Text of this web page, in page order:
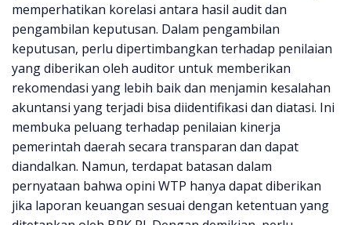
memperhatikan korelasi antara hasil audit dan
pengambilan keputusan. Dalam pengambilan
keputusan, perlu dipertimbangkan terhadap penilaian
yang diberikan oleh auditor untuk memberikan
rekomendasi yang lebih baik dan menjamin kesalahan
akuntansi yang terjadi bisa diidentifikasi dan diatasi. Ini
membuka peluang terhadap penilaian kinerja
pemerintah daerah secara transparan dan dapat
diandalkan. Namun, terdapat batasan dalam
pernyataan bahwa opini WTP hanya dapat diberikan
jika laporan keuangan sesuai dengan ketentuan yang